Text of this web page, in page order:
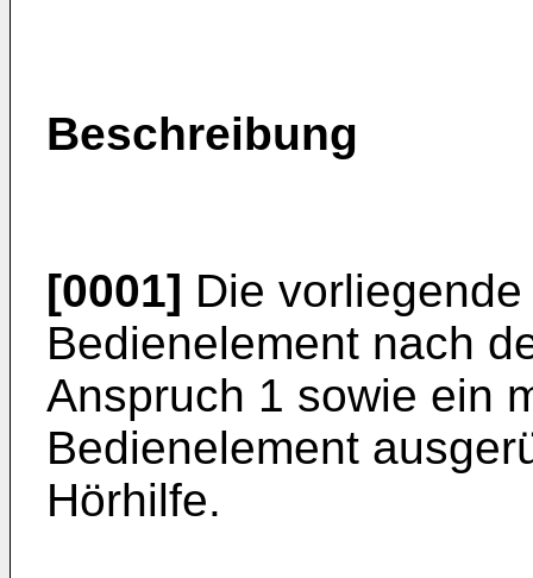
Beschreibung
[0001] Die
Bedienelement nach
Anspruch 1 sowie ein
Bedienelement
Hörhilfe.